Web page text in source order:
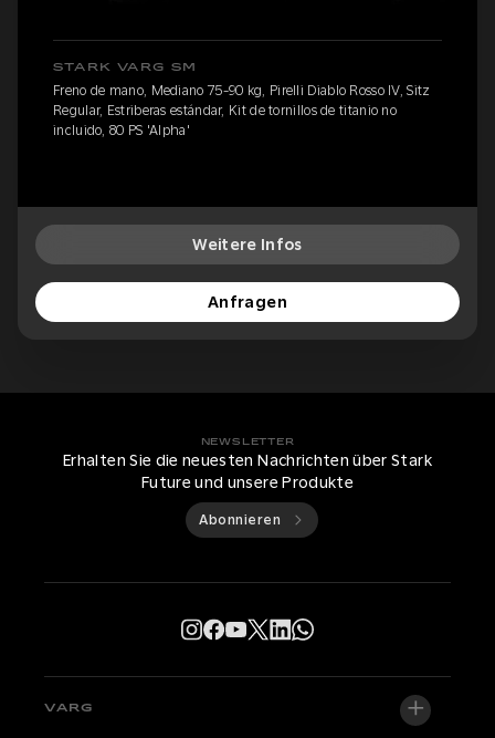
STARK VARG SM
Freno de mano, Mediano 75-90 kg, Pirelli Diablo Rosso IV, Sitz
Regular, Estriberas estándar, Kit de tornillos de titanio no
incluido, 80 PS 'Alpha'
Weitere Infos
Anfragen
NEWSLETTER
Erhalten Sie die neuesten Nachrichten über Stark
Future und unsere Produkte
Abonnieren
VARG